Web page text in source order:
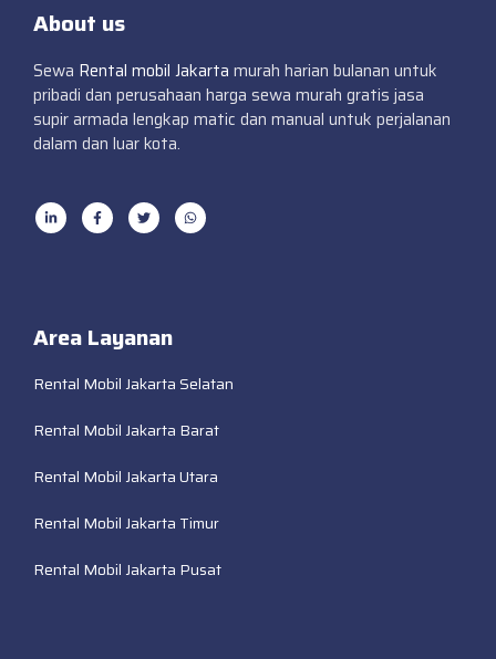
About us
Sewa Rental mobil Jakarta murah harian bulanan untuk
pribadi dan perusahaan harga sewa murah gratis jasa
supir armada lengkap matic dan manual untuk perjalanan
dalam dan luar kota.
Area Layanan
Rental Mobil Jakarta Selatan
Rental Mobil Jakarta Barat
Rental Mobil Jakarta Utara
Rental Mobil Jakarta Timur
Rental Mobil Jakarta Pusat